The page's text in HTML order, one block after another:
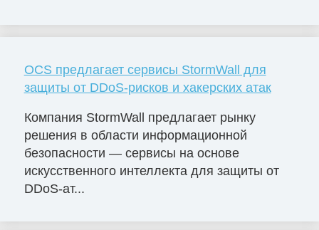
OCS предлагает сервисы StormWall для
защиты от DDoS-рисков и хакерских атак
Компания StormWall предлагает рынку
решения в области информационной
безопасности — сервисы на основе
искусственного интеллекта для защиты от
DDoS-ат...